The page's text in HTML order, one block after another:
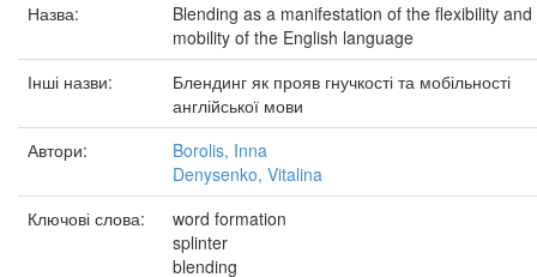
Назва:
Blending as a manifestation of the flexibility and
mobility of the English language
Інші назви:
Блендинг як прояв гнучкості та мобільності
англійської мови
Автори:
Borolis, Inna
Denysenko, Vitalina
Ключові слова:
word formation
splinter
blending